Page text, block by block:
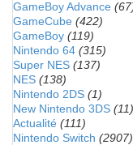
GameBoy Advance
GameCube (422)
GameBoy (119)
Nintendo 64 (315)
Super NES (137)
NES (138)
Nintendo 2DS (1)
New Nintendo 3DS (11)
Actualité (111)
Nintendo Switch (2907)